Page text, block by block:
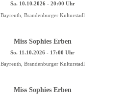
Sa. 10.10.2026 - 20:00 Uhr
Bayreuth, Brandenburger Kulturstadl
Miss Sophies Erben
So. 11.10.2026 - 17:00 Uhr
Bayreuth, Brandenburger Kulturstadl
Miss Sophies Erben